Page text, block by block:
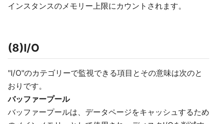
インスタンスのメモリー上限にカウントされます。
(8)I/O
"I/O"のカテゴリーで監視できる項目とその意味は次のと
おりです。
バッファープール
バッファープールは、データページをキャッシュするため